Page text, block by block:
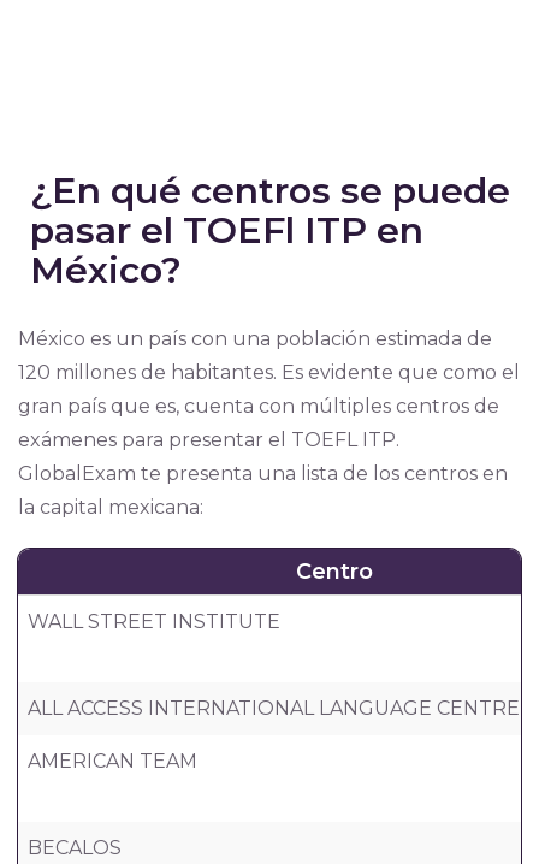
¿En qué centros se puede
pasar el TOEFl ITP en
México?
México es un país con una población estimada de
120 millones de habitantes. Es evidente que como el
gran país que es, cuenta con múltiples centros de
exámenes para presentar el TOEFL ITP.
GlobalExam te presenta una lista de los centros en
la capital mexicana:
Centro
WALL STREET INSTITUTE
ALL ACCESS INTERNATIONAL LANGUAGE CENTRE
AMERICAN TEAM
BECALOS